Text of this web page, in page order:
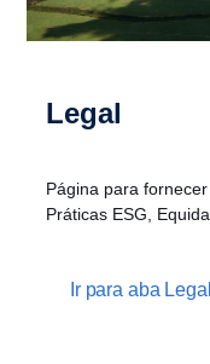
Legal
Página para
Práticas ESG,
Ir para aba